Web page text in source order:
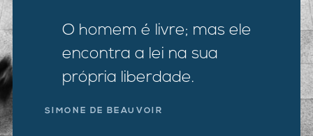
O homem é livre; mas ele
encontra a lei na sua
própria liberdade.
SIMONE DE BEAUVOIR